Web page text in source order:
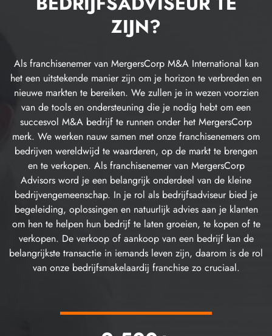
ZIJN?
Als franchisenemer van MergersCorp M&A International kan
het een uitstekende manier zijn om je horizon te verbreden en
nieuwe markten te bereiken. We zullen je in wezen voorzien
van de tools en ondersteuning die je nodig hebt om een
succesvol M&A bedrijf te runnen onder het MergersCorp
merk. We werken nauw samen met onze franchisenemers om
bedrijven wereldwijd te waarderen, op de markt te brengen
en te verkopen. Als franchisenemer van MergersCorp
Advisors word je een belangrijk onderdeel van de kleine
bedrijvengemeenschap. In je rol als bedrijfsadviseur bied je
begeleiding, oplossingen en natuurlijk advies aan je klanten
om hen te helpen hun bedrijf te laten groeien, te kopen of te
verkopen. De verkoop of aankoop van een bedrijf kan de
belangrijkste transactie in iemands leven zijn, daarom is de rol
van onze bedrijfsmakelaardij franchise zo cruciaal.